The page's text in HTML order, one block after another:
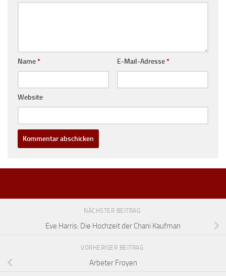
Name* E-Mail-Adresse*
Website
NÄCHSTER BEITRAG
Eve Harris: Die Hochzeit der Chani Kaufman
VORHERIGER BEITRAG
Arbeter Froyen